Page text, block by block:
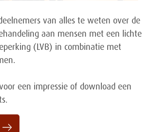
van alles te weten over de
aan mensen met een lichte
(LVB) in combinatie met
een impressie of download een